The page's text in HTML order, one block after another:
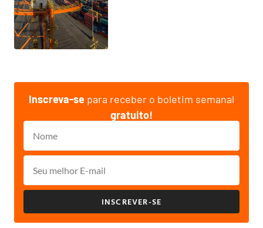
Inscreva-se para receber o boletim semanal
gratuito!
INSCREVER-SE